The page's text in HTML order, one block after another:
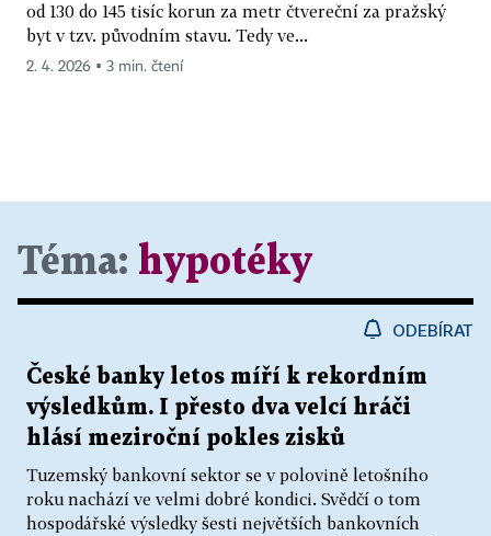
od 130 do 145 tisíc korun za metr čtvereční za pražský
byt v tzv. původním stavu. Tedy ve...
2. 4. 2026 ▪ 3 min. čtení
Téma: hypotéky
ODEBÍRAT
České banky letos míří k rekordním
výsledkům. I přesto dva velcí hráči
hlásí meziroční pokles zisků
Tuzemský bankovní sektor se v polovině letošního
roku nachází ve velmi dobré kondici. Svědčí o tom
hospodářské výsledky šesti největších bankovních